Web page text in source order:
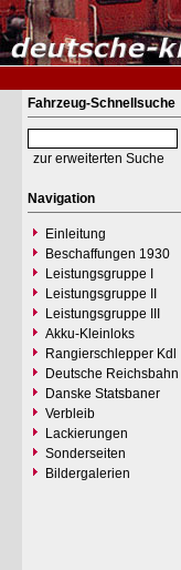
Fahrzeug-Schnellsuche
zur erweiterten Suche
Navigation
Einleitung
Beschaffungen 1930
Leistungsgruppe I
Leistungsgruppe II
Leistungsgruppe III
Akku-Kleinloks
Rangierschlepper Kdl
Deutsche Reichsbahn
Danske Statsbaner
Verbleib
Lackierungen
Sonderseiten
Bildergalerien